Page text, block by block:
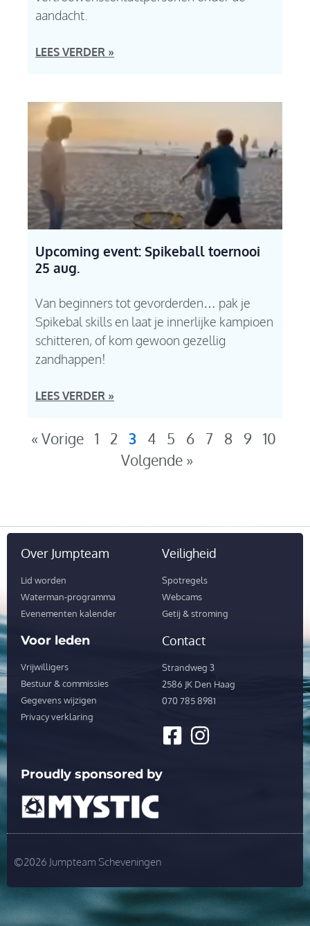
aandacht.
LEES VERDER »
Upcoming event: Spikeball toernooi
25 aug.
Van beginners tot gevorderden… pak je
Spikebal skills en laat je innerlijke kampioen
schitteren, of kom gewoon gezellig
zandhappen!
LEES VERDER »
« Vorige 1 2 3 4 5 6 7 8 9
10
Volgende »
Over Jumpteam
Lid worden
Waterman-programma
Evenementen kalender
Veiligheid
Spotregels
Webcams
Getij & stroming
Voor leden
Vrijwilligers
Bestuur & commissies
Gegevens wijzigen
Privacy verklaring
Contact
Strandweg 3
2586 JK Den Haag
070 785 8981
Proudly sponsored by
©2026 Jumpteam Scheveningen